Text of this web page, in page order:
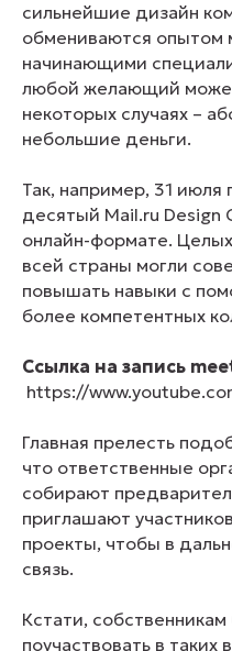
сильнейшие дизайн
обмениваются опытом
начинающими
любой желающий
некоторых случаях –
небольшие деньги.
Так, например, 31 июля
десятый Mail.ru Design
онлайн-формате.
всей страны могли
повышать навыки с
более компетентных
Ссылка на запись
https://
Главная прелесть
что ответственные
собирают
приглашают
проекты, чтобы в
связь.
Кстати,
поучаствовать в таких